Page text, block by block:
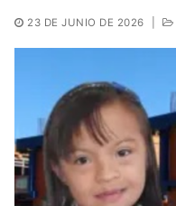
23 DE JUNIO DE 2026